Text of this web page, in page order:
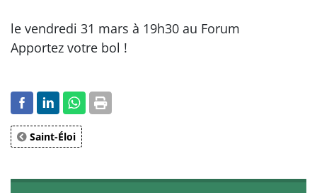
le vendredi 31 mars à 19h30 au Forum
Apportez votre bol !
Saint-Éloi